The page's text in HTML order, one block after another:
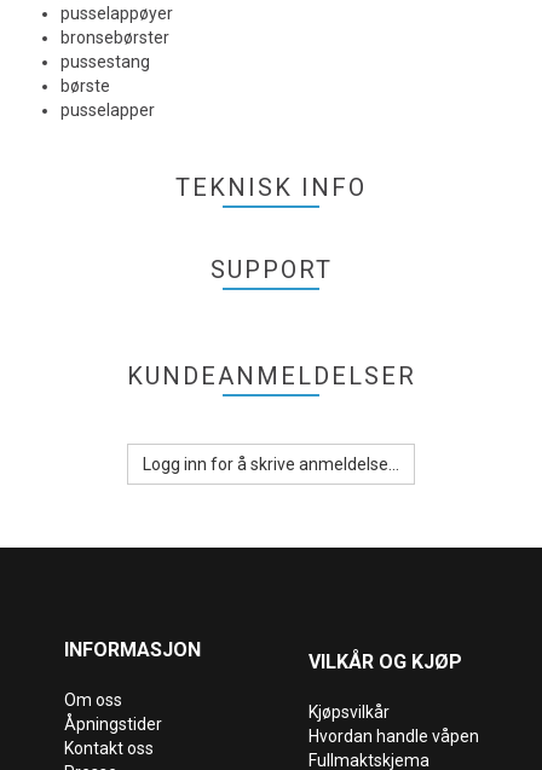
pusselappøyer
bronsebørster
pussestang
børste
pusselapper
TEKNISK INFO
SUPPORT
KUNDEANMELDELSER
Logg inn for å skrive anmeldelse...
INFORMASJON
Om oss
Åpningstider
Kontakt oss
VILKÅR OG KJØP
Kjøpsvilkår
Hvordan handle våpen
Fullmaktskjema